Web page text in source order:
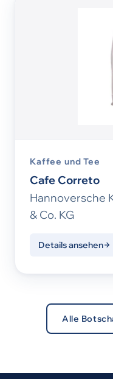
Kaffee und Tee
Cafe Correto
Hannoversche
& Co. KG
Details ansehen
Alle